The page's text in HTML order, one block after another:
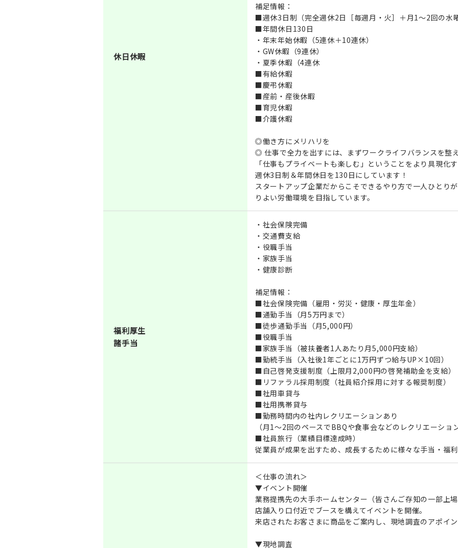
休日休暇
補足情報：
■週休3日制（完全週休2日［毎週月・火］＋月1～2回の水
■年間休日130日
・年末年始休暇（5連休＋10連休）
・GW休暇（9連休）
・夏季休暇（4連休
■有給休暇
■慶弔休暇
■産前・産後休暇
■育児休暇
■介護休暇
◎働き方にメリハリを
◎ 仕事で全力を出すには、まずワークライフバランスを整
「仕事もプライベートも楽しむ」ということをより具現化
週休3日制＆年間休日を130日にしています！
スタートアップ企業だからこそできるやり方で一人ひとり
りよい労働環境を目指しています。
福利厚生
諸手当
・社会保険完備
・交通費支給
・役職手当
・家族手当
・健康診断
補足情報：
■社会保険完備（雇用・労災・健康・厚生年金）
■通勤手当（月5万円まで）
■徒歩通勤手当（月5,000円）
■役職手当
■家族手当（被扶養者1人あたり月5,000円支給）
■勤続手当（入社後1年ごとに1万円ずつ給与UP×10回）
■自己啓発支援制度（上限月2,000円の啓発補助金を支給）
■リファラル採用制度（社員紹介採用に対する報奨制度）
■社用車貸与
■社用携帯貸与
■勤務時間内の社内レクリエーションあり
（月1～2回のペースでBBQや食事会などのレクリエーショ
■社員旅行（業績目標達成時）
従業員が成果を出すため、成長するために様々な手当・福
＜仕事の流れ＞
▼イベント開催
業務提携先の大手ホームセンター（皆さんご存知の一部上
店舗入り口付近でブースを構えてイベントを開催。
来店されたお客さまに商品をご案内し、現地調査のアポイ
▼現地調査